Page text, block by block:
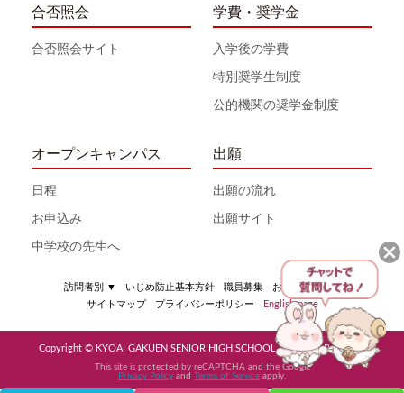
合否照会
合否照会サイト
学費・奨学金
入学後の学費
特別奨学生制度
公的機関の奨学金制度
オープンキャンパス
日程
お申込み
中学校の先生へ
出願
出願の流れ
出願サイト
訪問者別 ▼ いじめ防止基本方針 職員募集
お問い合わせ
サイトマップ
プライバシーポリシー English page
Copyright © KYOAI GAKUEN SENIOR HIGH SCHOOL All Rights Reserved
This site is protected by reCAPTCHA and the Google
Privacy Policy and Terms of Service apply.